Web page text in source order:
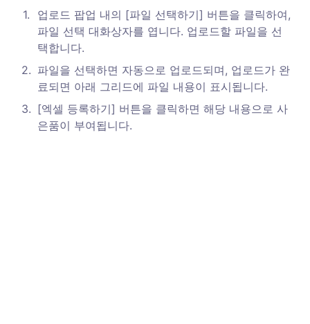
1.
업로드 팝업 내의 [파일 선택하기] 버튼을 클릭하여,
파일 선택 대화상자를 엽니다. 업로드할 파일을 선
택합니다.
2. 파일을 선택하면 자동으로 업로드되며, 업로드가 완
료되면 아래 그리드에 파일 내용이 표시됩니다.
3. [엑셀 등록하기] 버튼을 클릭하면 해당 내용으로 사
은품이 부여됩니다.